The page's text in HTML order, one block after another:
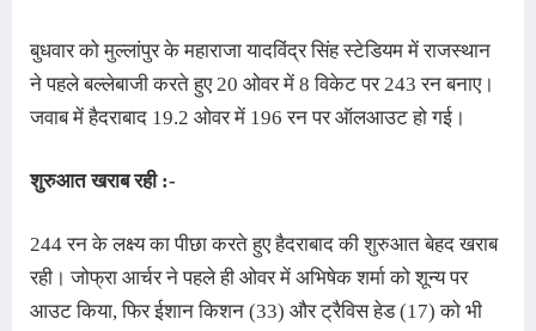
बुधवार को मुल्लांपुर के महाराजा यादविंद्र सिंह स्टेडियम में राजस्थान
ने पहले बल्लेबाजी करते हुए 20 ओवर में 8 विकेट पर 243 रन बनाए।
जवाब में हैदराबाद 19.2 ओवर में 196 रन पर ऑलआउट हो गई।
शुरुआत खराब रही :-
244 रन के लक्ष्य का पीछा करते हुए हैदराबाद की शुरुआत बेहद खराब
रही। जोफ्रा आर्चर ने पहले ही ओवर में अभिषेक शर्मा को शून्य पर
आउट किया, फिर ईशान किशन (33) और ट्रैविस हेड (17) को भी